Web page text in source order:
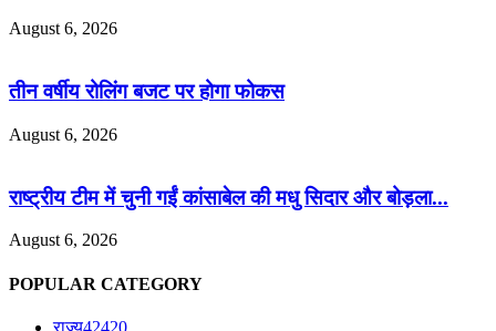
August 6, 2026
तीन वर्षीय रोलिंग बजट पर होगा फोकस
August 6, 2026
राष्ट्रीय टीम में चुनी गईं कांसाबेल की मधु सिदार और बोड़ला...
August 6, 2026
POPULAR CATEGORY
राज्य42420